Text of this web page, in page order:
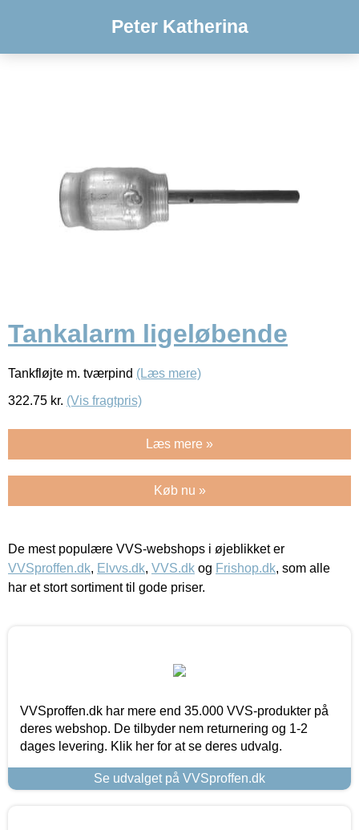
Peter Katherina
Tankalarm ligeløbende
Tankfløjte m. tværpind (Læs mere)
322.75 kr. (Vis fragtpris)
Læs mere »
Køb nu »
De mest populære VVS-webshops i øjeblikket er
VVSproffen.dk, Elvvs.dk, VVS.dk og Frishop.dk, som alle
har et stort sortiment til gode priser.
VVSproffen.dk har mere end 35.000 VVS-produkter på
deres webshop. De tilbyder nem returnering og 1-2
dages levering. Klik her for at se deres udvalg.
Se udvalget på VVSproffen.dk